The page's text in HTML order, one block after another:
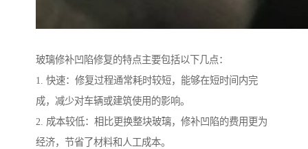
玻璃修补凹陷修复的特点主要包括以下几点：
1. 快速：修复过程通常耗时较短，能够在短时间内完
成，减少对车辆或建筑使用的影响。
2. 成本较低：相比更换整块玻璃，修补凹陷的费用更为
经济，节省了材料和人工成本。